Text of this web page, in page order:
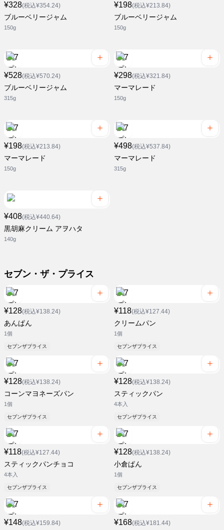
¥328(税込¥354.24)
ブルーベリージャム
150g
¥198(税込¥213.84)
ブルーベリージャム
150g
¥528(税込¥570.24)
ブルーベリージャム
315g
¥298(税込¥321.84)
マーマレード
150g
¥198(税込¥213.84)
マーマレード
150g
¥498(税込¥537.84)
マーマレード
315g
¥408(税込¥440.64)
黒胡麻クリーム アヲハタ
140g
セブン・ザ・プライス
¥128(税込¥138.24)
あんぱん
1個
セブンザプライス
¥118(税込¥127.44)
クリームパン
1個
セブンザプライス
¥128(税込¥138.24)
コーンマヨネーズパン
1個
セブンザプライス
¥128(税込¥138.24)
スティックパン
4本入
セブンザプライス
¥118(税込¥127.44)
スティックパンチョコ
4本入
セブンザプライス
¥128(税込¥138.24)
小倉ぱん
1個
セブンザプライス
¥148(税込¥159.84) ¥168(税込¥181.44)